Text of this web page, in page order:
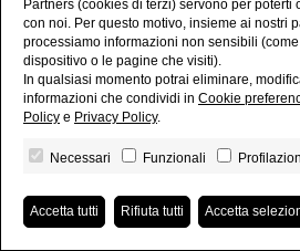
Immobili commerciali
Capannoni
Casanova Immobiliare • P.IVA
Privacy Policy•Revoca consensi•
Partners (cookies di terzi) servono per poterti
con noi. Per questo motivo, insieme ai nostri
processiamo informazioni non sensibili
dispositivo o le pagine che visiti).
In qualsiasi momento potrai eliminare,
informazioni che condividi in Cookie
Policy e Privacy Policy.
Necessari Funzionali
Accetta tutti Rifiuta tutti Accetta